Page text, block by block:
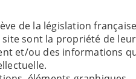
de la législation
site sont la propriété de
et/ou des informations